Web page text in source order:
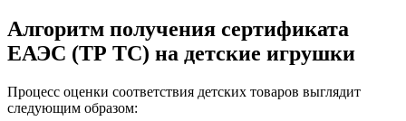
Алгоритм получения сертификата
ЕАЭС (ТР ТС) на детские игрушки
Процесс оценки соответствия детских товаров выглядит
следующим образом: